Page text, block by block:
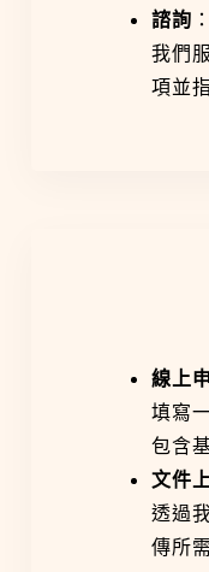
諮詢 ：
我們
項並
線上
填寫
包含
文件
透過
傳所